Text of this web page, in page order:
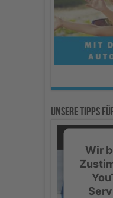
Unsere Tipps
Wir